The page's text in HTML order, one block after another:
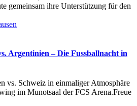
gemeinsam ihre Unterstützung für den
Argentinien – Die Fussballnacht in
vs. Schweiz in einmaliger Atmosphäre
im Munotsaal der FCS Arena.Freue